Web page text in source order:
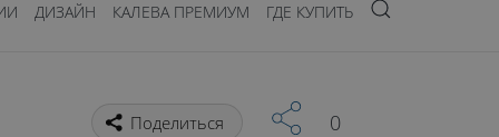
ДИЗАЙН КАЛЕВА ПРЕМИУМ ГДЕ КУПИТЬ
Поделиться 0